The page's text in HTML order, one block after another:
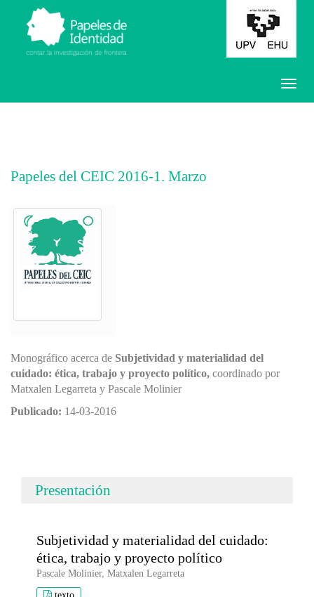
Papeles del CEIC 2016-1. Marzo
Monográfico acerca de Subjetividad y materialidad del
cuidado: ética, trabajo y proyecto político, coordinado por
Matxalen Legarreta y Pascale Molinier
Publicado: 14-03-2016
Presentación
Subjetividad y materialidad del cuidado:
ética, trabajo y proyecto político
Pascale Molinier, Matxalen Legarreta